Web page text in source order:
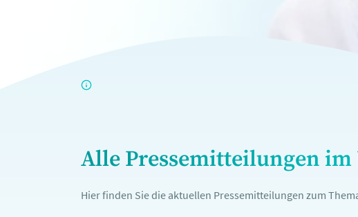
Alle Pressemitteilungen
Hier finden Sie die aktuellen Pressemitteilungen zum